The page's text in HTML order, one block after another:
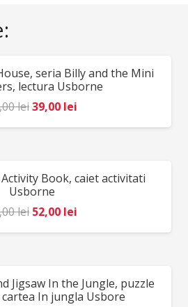
spațiului?”. O carte care te
ani + seria Billy and the Mini
lectura Usborne
leiPrețul
inițial
49,00 lei.
39,00 lei
curent
Book, caiet activitati
Usborne
lei Prețul
inițial
64,00 lei.
52,00 lei
curent
Jigsaw In the Jungle, puzzle
cartea In jungla Usbore